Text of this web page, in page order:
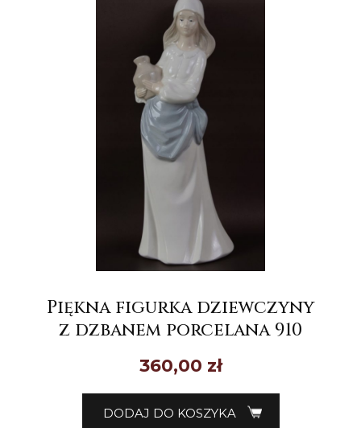
Piękna figurka dziewczyny
z dzbanem porcelana 910
360,00 zł
DODAJ DO KOSZYKA